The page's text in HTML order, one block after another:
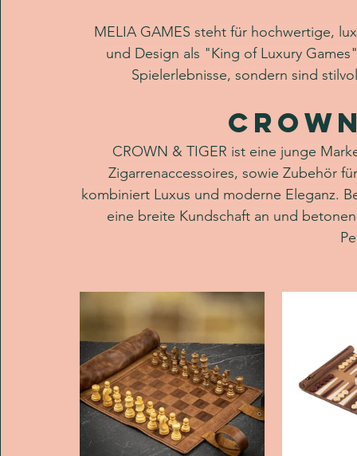
MELIA GAMES steht für hochwertige,
und ﻿Design als "King of Luxury
Spielerlebnisse, sondern sind
CROWN & TIGER ist eine junge
Zigarrenaccessoires, sowie Zubehör
kombiniert Luxus und moderne Eleganz.
eine breite Kundschaft an und